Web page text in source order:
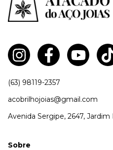
(63) 98119-2357
acobrilhojoias@gmail.com
Avenida Sergipe, 2647,
Sobre